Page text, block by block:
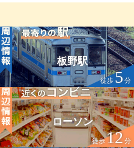
板野駅
徒歩5 分
ローソン
徒歩12分